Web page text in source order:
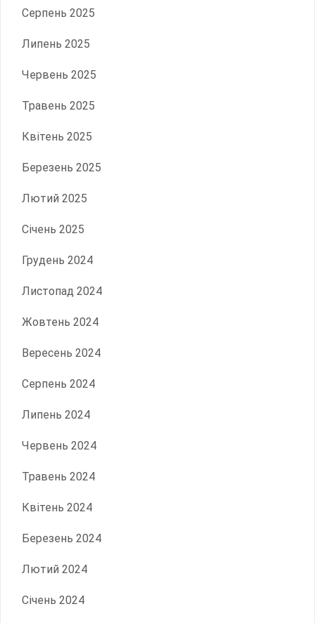
Серпень 2025
Липень 2025
Червень 2025
Травень 2025
Квітень 2025
Березень 2025
Лютий 2025
Січень 2025
Грудень 2024
Листопад 2024
Жовтень 2024
Вересень 2024
Серпень 2024
Липень 2024
Червень 2024
Травень 2024
Квітень 2024
Березень 2024
Лютий 2024
Січень 2024